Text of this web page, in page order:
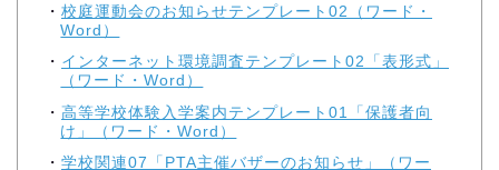
校庭運動会のお知らせテンプレート02（ワード・
Word）
インターネット環境調査テンプレート02「表形式」
（ワード・Word）
高等学校体験入学案内テンプレート01「保護者向
け」（ワード・Word）
学校関連07「PTA主催バザーのお知らせ」（ワー